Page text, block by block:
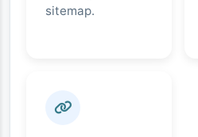
sitemap.